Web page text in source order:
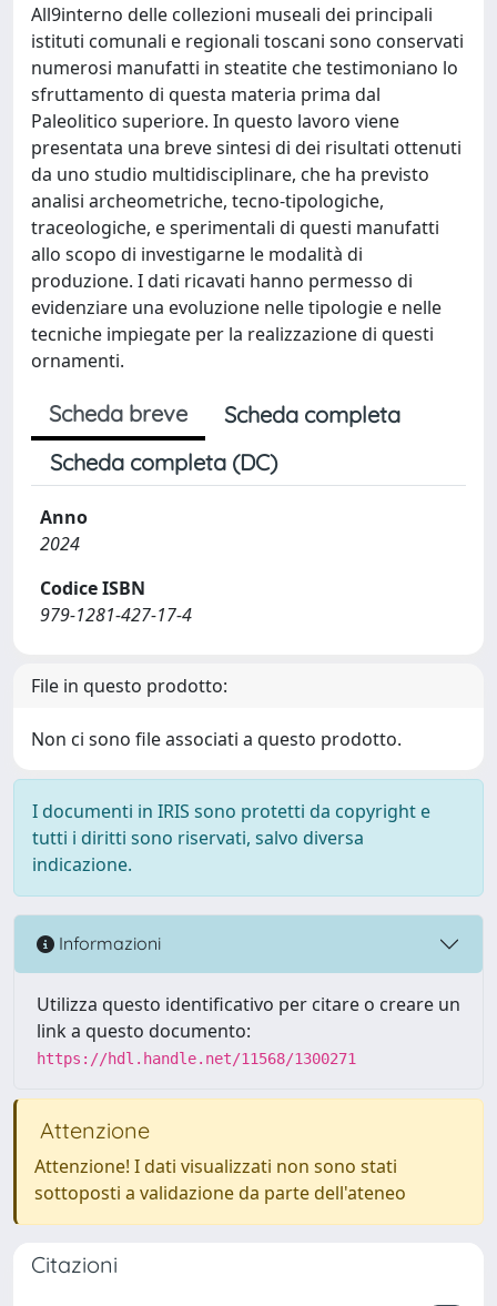
All9interno delle collezioni museali dei principali
istituti comunali e regionali toscani sono conservati
numerosi manufatti in steatite che testimoniano lo
sfruttamento di questa materia prima dal
Paleolitico superiore. In questo lavoro viene
presentata una breve sintesi di dei risultati ottenuti
da uno studio multidisciplinare, che ha previsto
analisi archeometriche, tecno-tipologiche,
traceologiche, e sperimentali di questi manufatti
allo scopo di investigarne le modalità di
produzione. I dati ricavati hanno permesso di
evidenziare una evoluzione nelle tipologie e nelle
tecniche impiegate per la realizzazione di questi
ornamenti.
Scheda breve
Scheda completa
Scheda completa (DC)
Anno
2024
Codice ISBN
979-1281-427-17-4
File in questo prodotto:
Non ci sono file associati a questo prodotto.
I documenti in IRIS sono protetti da copyright e
tutti i diritti sono riservati, salvo diversa
indicazione.
Informazioni
Utilizza questo identificativo per citare o creare un
link a questo documento:
https://hdl.handle.net/11568/1300271
Attenzione
Attenzione! I dati visualizzati non sono stati
sottoposti a validazione da parte dell'ateneo
Citazioni